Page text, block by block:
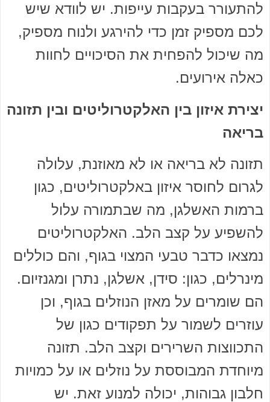
להתעורר בעקבות עייפות. יש לוודא שיש
לכם מספיק זמן כדי להירגע ולנוח מספיק,
מה שיכול להפחית את הסיכויים לחוות
כאלה אירועים.
יצירת איזון בין האלקטרוליטים ובין תזונה
בריאה
תזונה לא בריאה או לא מאוזנת, עלולה
לגרום לחוסר איזון באלקטרוליטים, כגון
ברמות האשלגן, מה שבתמורה עלול
להשפיע על קצב הלב. האלקטרוליטים
נמצאו כדבר טבעי המצוי בגוף, והם כוללים
מינרלים, כגון: סידן, אשלגן, נתרן ומגנזיום.
הם שומרים על מאזן הנוזלים בגוף, וכן
עוזרים לשמור על תפקודים כגון של
התכווצות השרירים וקצב הלב. תזונה
מיוחדת המבוססת על נוזלים או על כמויות
חלבון גבוהות, יכולה למנוע זאת. יש